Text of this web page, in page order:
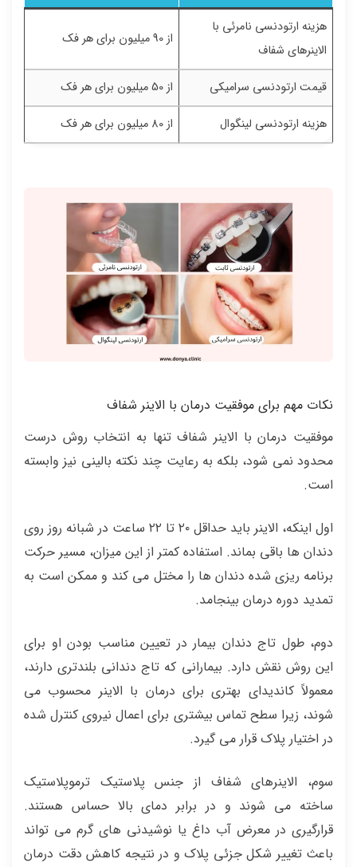
هزینه ارتودنسی نامرئی با
الاینرهای شفاف
از 90 میلیون برای هر فک
قیمت ارتودنسی سرامیکی
از 50 میلیون برای هر فک
هزینه ارتودنسی لینگوال
از 80 میلیون برای هر فک
نکات مهم برای موفقیت درمان با الاینر شفاف
موفقیت درمان با الاینر شفاف تنها به انتخاب روش درست
محدود نمی‌ شود، بلکه به رعایت چند نکته بالینی نیز وابسته
است.
اول اینکه، الاینر باید حداقل ۲۰ تا ۲۲ ساعت در شبانه‌ روز روی
دندان‌ ها باقی بماند. استفاده کمتر از این میزان، مسیر حرکت
برنامه‌ ریزی‌ شده دندان‌ ها را مختل می‌ کند و ممکن است به
تمدید دوره درمان بینجامد.
دوم، طول تاج دندان بیمار در تعیین مناسب‌ بودن او برای
این روش نقش دارد. بیمارانی که تاج دندانی بلندتری دارند،
معمولاً کاندیدای بهتری برای درمان با الاینر محسوب می‌
شوند، زیرا سطح تماس بیشتری برای اعمال نیروی کنترل‌ شده
در اختیار پلاک قرار می‌ گیرد.
سوم، الاینرهای شفاف از جنس پلاستیک ترموپلاستیک
ساخته می‌ شوند و در برابر دمای بالا حساس هستند.
قرارگیری در معرض آب داغ یا نوشیدنی‌ های گرم می‌ تواند
باعث تغییر شکل جزئی پلاک و در نتیجه کاهش دقت درمان